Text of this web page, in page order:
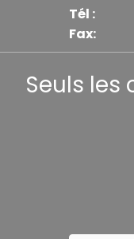
Tél :
Fax:
* Tous
Seuls